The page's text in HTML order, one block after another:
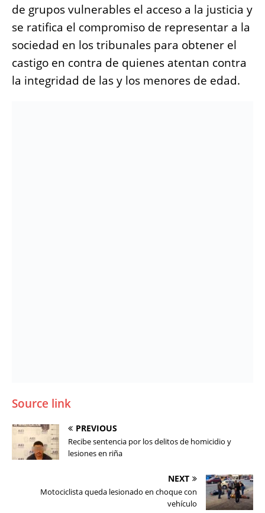
de grupos vulnerables el acceso a la justicia y
se ratifica el compromiso de representar a la
sociedad en los tribunales para obtener el
castigo en contra de quienes atentan contra
la integridad de las y los menores de edad.
Source link
PREVIOUS
Recibe sentencia por los delitos de homicidio y
lesiones en riña
NEXT
Motociclista queda lesionado en choque con
vehículo